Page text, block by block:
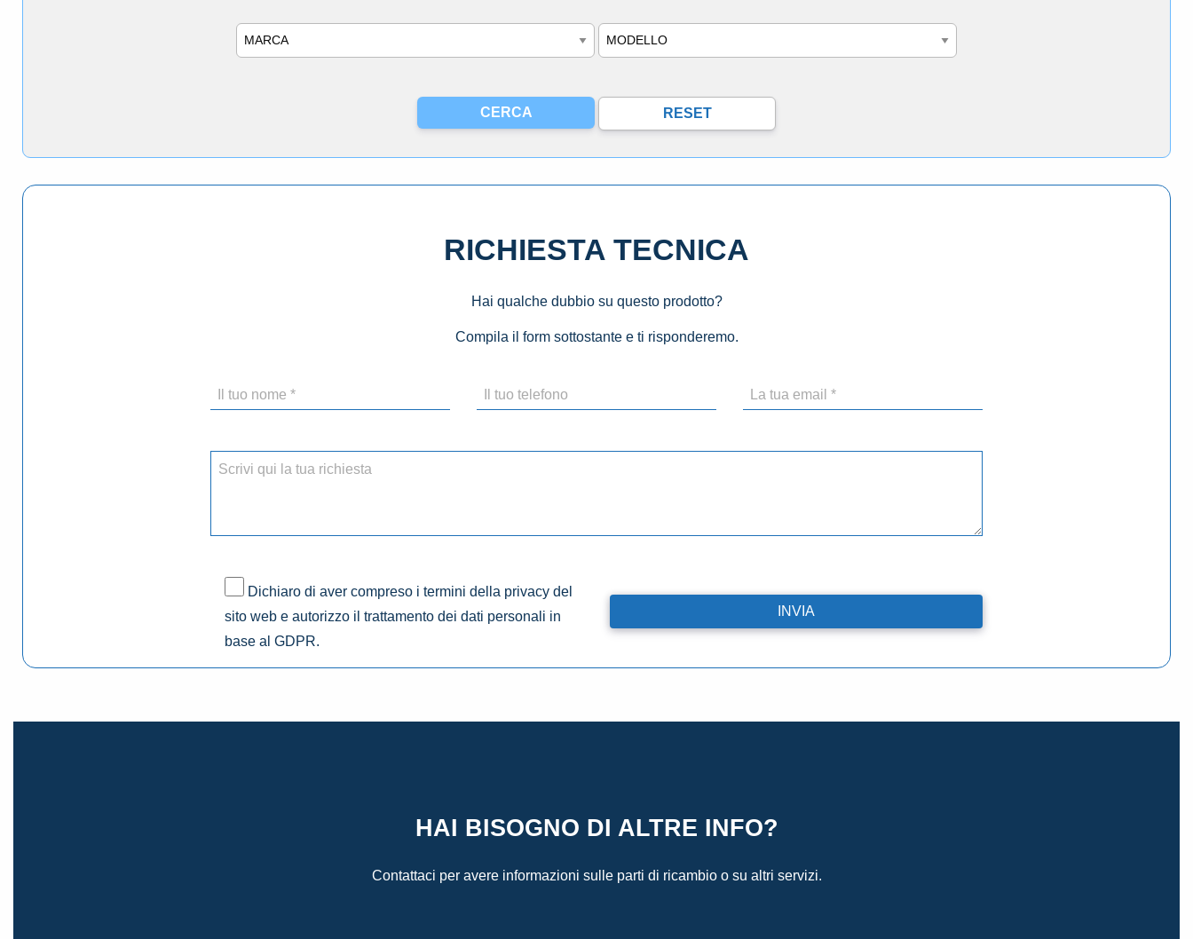
Marca Modello
RICHIESTA TECNICA
Hai qualche dubbio su questo prodotto?
Compila il form sottostante e ti risponderemo.
Dichiaro di aver compreso i termini della privacy del
sito web e autorizzo il trattamento dei dati personali in
base al GDPR.
HAI BISOGNO DI ALTRE INFO?
Contattaci per avere informazioni sulle parti di ricambio o su altri servizi.